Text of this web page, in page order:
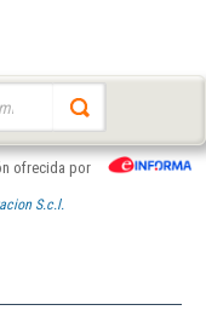
ofrecida por
S.c.l.